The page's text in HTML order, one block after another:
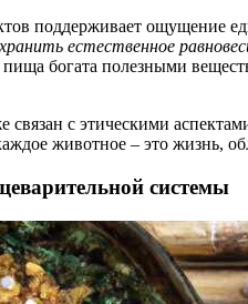
поддерживает ощущение
естественное
пища богата полезными
связан с этическими
животное – это жизнь,
системы